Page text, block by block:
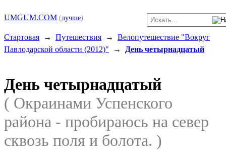
UMGUM.COM (лучше)
Стартовая → Путешествия → Велопутешествие "Вокруг
Павлодарской области (2012)" → День четырнадцатый
День четырнадцатый
( Окраинами Успенского
района - пробираюсь на север
сквозь поля и болота. )